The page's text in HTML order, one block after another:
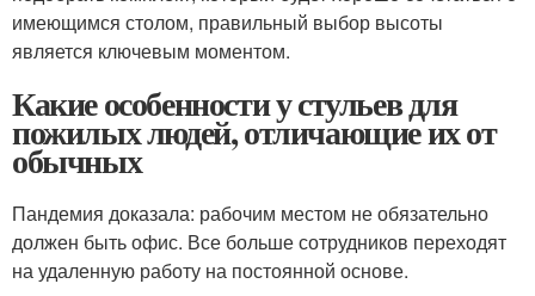
имеющимся столом, правильный выбор высоты
является ключевым моментом.
Какие особенности у стульев для
пожилых людей, отличающие их от
обычных
Пандемия доказала: рабочим местом не обязательно
должен быть офис. Все больше сотрудников переходят
на удаленную работу на постоянной основе.